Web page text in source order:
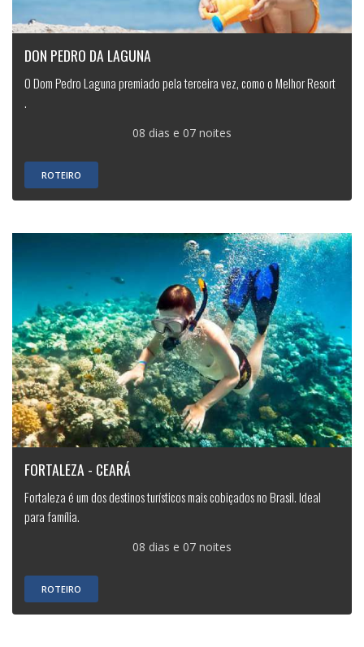
DON PEDRO DA LAGUNA
O Dom Pedro Laguna premiado pela terceira vez, como o Melhor Resort
.
08 dias e 07 noites
ROTEIRO
FORTALEZA - CEARÁ
Fortaleza é um dos destinos turísticos mais cobiçados no Brasil. Ideal
para família.
08 dias e 07 noites
ROTEIRO